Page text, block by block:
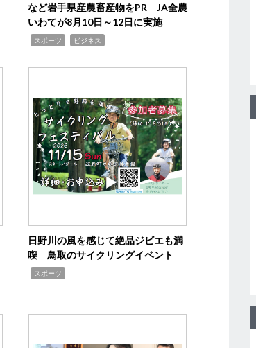
など岩手県産農畜産物をPR JA全農
いわてが8月10日～12日に実施
スポーツ ビジネス
日野川の風を感じて絶品ジビエも満
喫 鳥取のサイクリングイベント
スポーツ